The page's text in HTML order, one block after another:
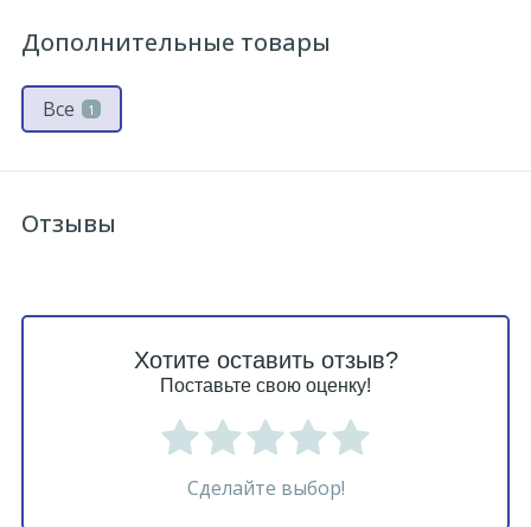
Дополнительные товары
Все 1
Отзывы
Хотите оставить отзыв?
Поставьте свою оценку!
Сделайте выбор!